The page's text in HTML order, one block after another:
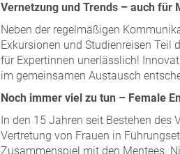
Vernetzung und Trends – auch für
Neben der regelmäßigen
Exkursionen und Studienreisen Teil
für Expertinnen unerlässlich!
im gemeinsamen Austausch
Noch immer viel zu tun – Female
In den 15 Jahren seit Bestehen des
Vertretung von Frauen in
Zusammenspiel mit den Mentees.